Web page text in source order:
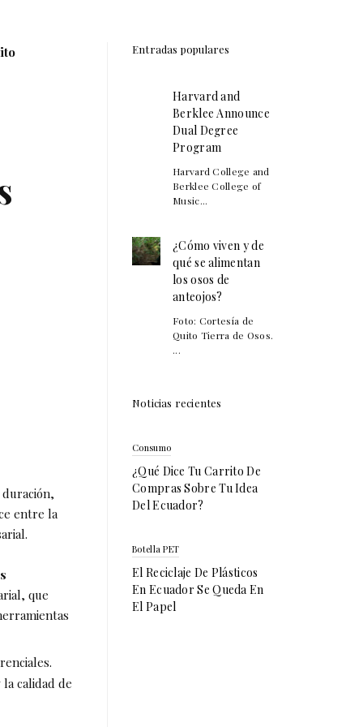
entre la
que
calidad de
Entradas populares
Harvard and
Berklee Announce
Dual Degree
Program
Harvard College and
Berklee College of
Music...
¿Cómo viven y de
qué se alimentan
los osos de
anteojos?
Foto: Cortesía de
Quito Tierra de Osos.
...
Noticias recientes
Consumo
¿Qué Dice Tu Carrito De
Compras Sobre Tu Idea
Del Ecuador?
Botella PET
El Reciclaje De Plásticos
En Ecuador Se Queda En
El Papel